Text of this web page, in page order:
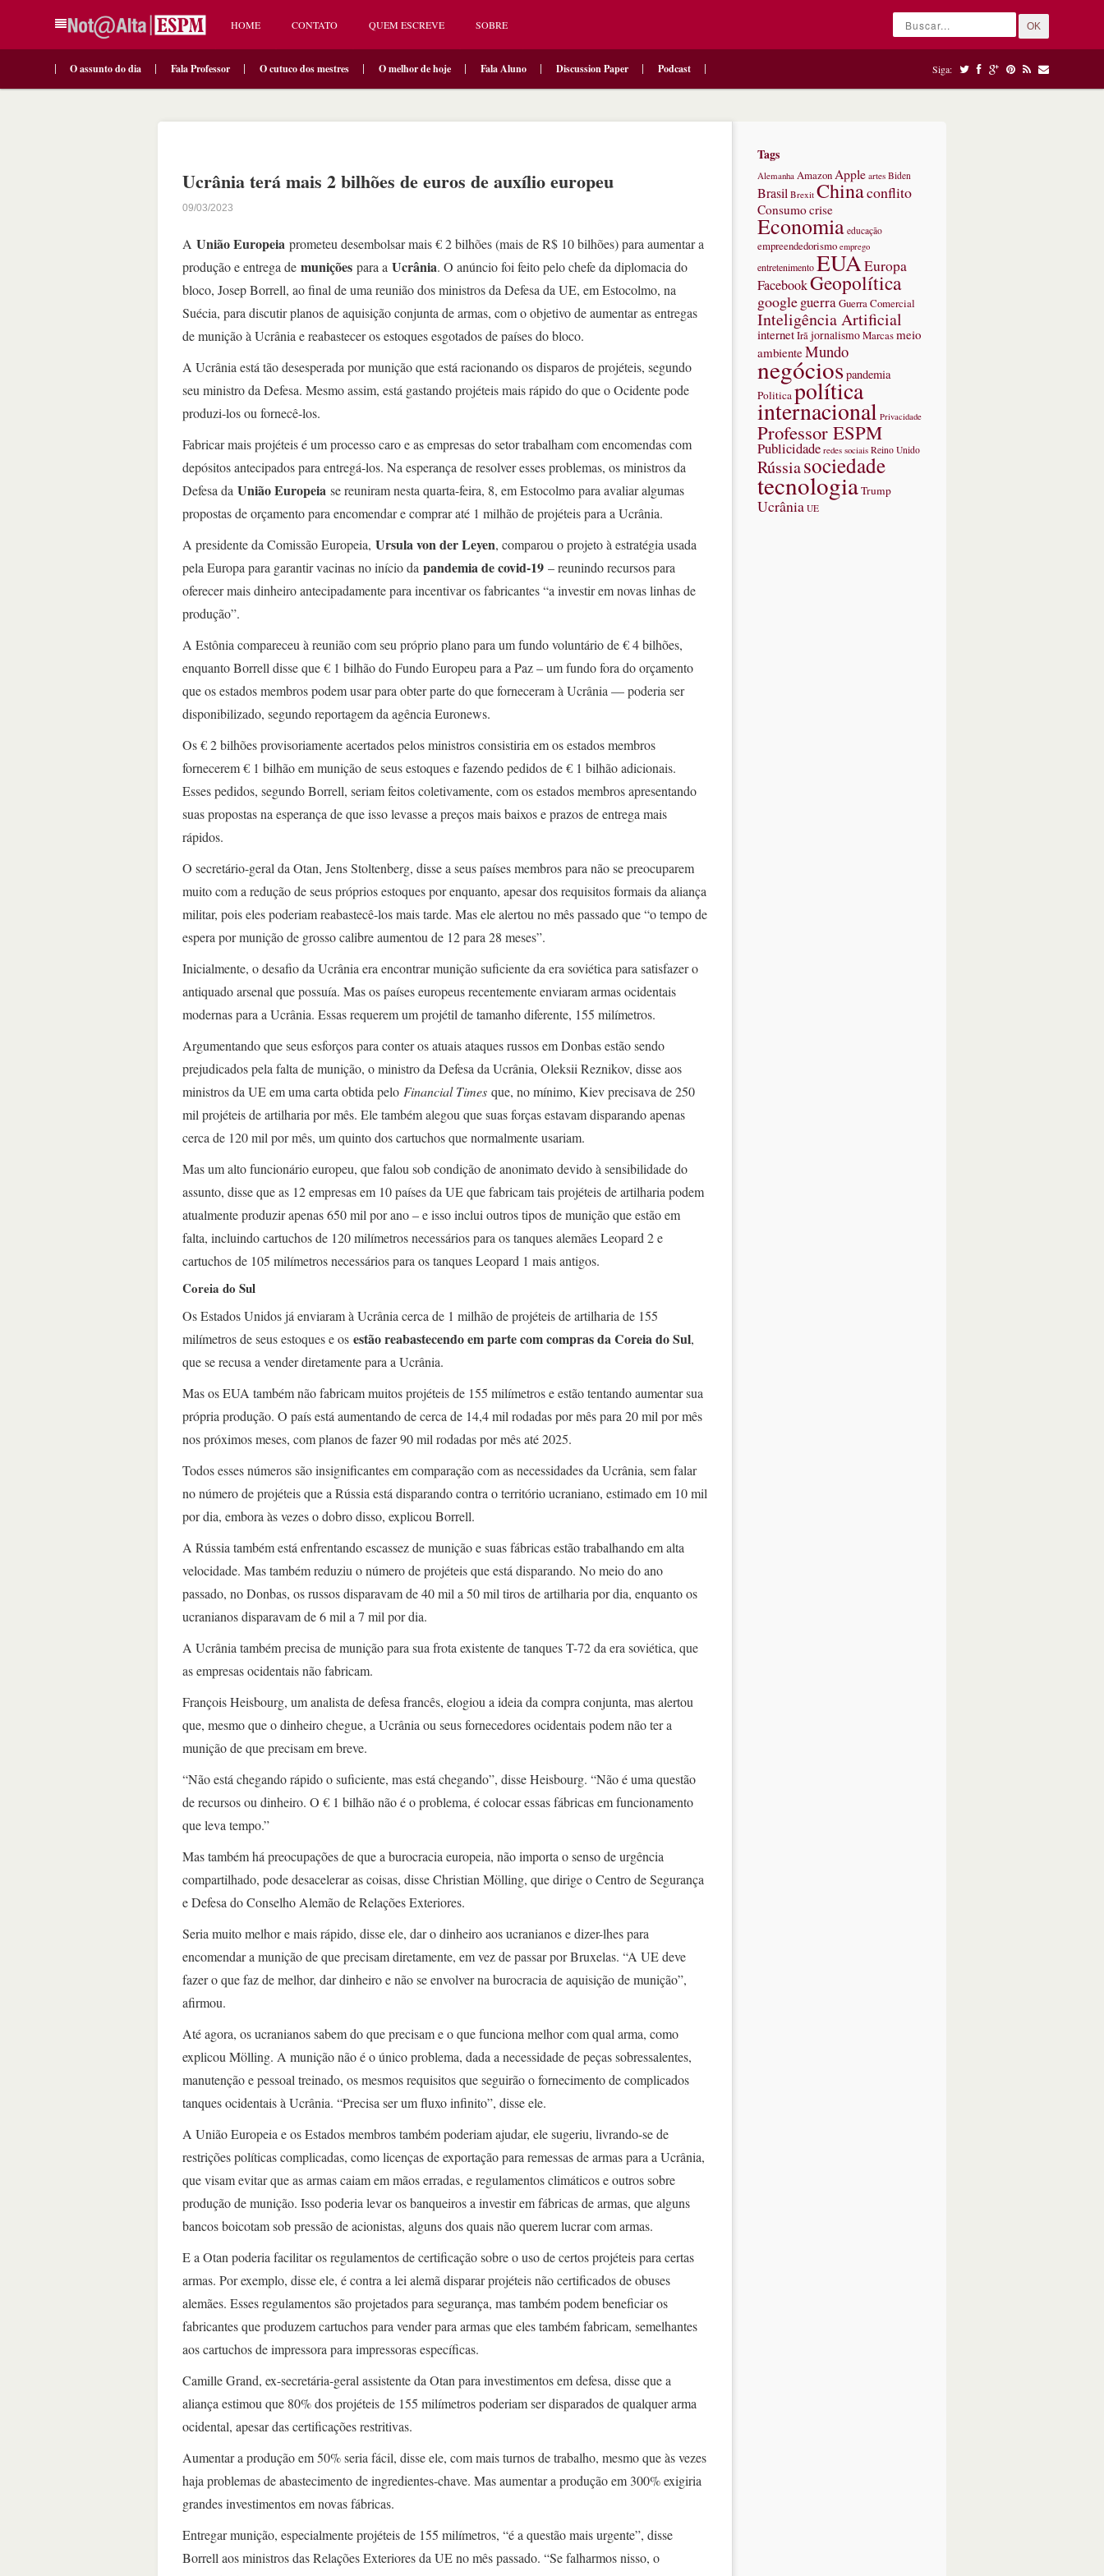
HOME CONTATO QUEM ESCREVE SOBRE OK
O assunto do dia Fala Professor O cutuco dos mestres O melhor de hoje Fala Aluno Discussion Paper Podcast Siga:
Ucrânia terá mais 2 bilhões de euros de auxílio europeu
09/03/2023
A União Europeia prometeu desembolsar mais € 2 bilhões (mais de R$ 10 bilhões) para aumentar a
produção e entrega de munições para a Ucrânia. O anúncio foi feito pelo chefe da diplomacia do
bloco, Josep Borrell, ao final de uma reunião dos ministros da Defesa da UE, em Estocolmo, na
Suécia, para discutir planos de aquisição conjunta de armas, com o objetivo de aumentar as entregas
de munição à Ucrânia e reabastecer os estoques esgotados de países do bloco.
A Ucrânia está tão desesperada por munição que está racionando os disparos de projéteis, segundo
seu ministro da Defesa. Mesmo assim, está gastando projéteis mais rápido do que o Ocidente pode
produzi-los ou fornecê-los.
Fabricar mais projéteis é um processo caro e as empresas do setor trabalham com encomendas com
depósitos antecipados para entregá-los. Na esperança de resolver esses problemas, os ministros da
Defesa da União Europeia se reuniram nesta quarta-feira, 8, em Estocolmo para avaliar algumas
propostas de orçamento para encomendar e comprar até 1 milhão de projéteis para a Ucrânia.
A presidente da Comissão Europeia, Ursula von der Leyen, comparou o projeto à estratégia usada
pela Europa para garantir vacinas no início da pandemia de covid-19 – reunindo recursos para
oferecer mais dinheiro antecipadamente para incentivar os fabricantes “a investir em novas linhas de
produção”.
A Estônia compareceu à reunião com seu próprio plano para um fundo voluntário de € 4 bilhões,
enquanto Borrell disse que € 1 bilhão do Fundo Europeu para a Paz – um fundo fora do orçamento
que os estados membros podem usar para obter parte do que forneceram à Ucrânia — poderia ser
disponibilizado, segundo reportagem da agência Euronews.
Os € 2 bilhões provisoriamente acertados pelos ministros consistiria em os estados membros
fornecerem € 1 bilhão em munição de seus estoques e fazendo pedidos de € 1 bilhão adicionais.
Esses pedidos, segundo Borrell, seriam feitos coletivamente, com os estados membros apresentando
suas propostas na esperança de que isso levasse a preços mais baixos e prazos de entrega mais
rápidos.
O secretário-geral da Otan, Jens Stoltenberg, disse a seus países membros para não se preocuparem
muito com a redução de seus próprios estoques por enquanto, apesar dos requisitos formais da aliança
militar, pois eles poderiam reabastecê-los mais tarde. Mas ele alertou no mês passado que “o tempo de
espera por munição de grosso calibre aumentou de 12 para 28 meses”.
Inicialmente, o desafio da Ucrânia era encontrar munição suficiente da era soviética para satisfazer o
antiquado arsenal que possuía. Mas os países europeus recentemente enviaram armas ocidentais
modernas para a Ucrânia. Essas requerem um projétil de tamanho diferente, 155 milímetros.
Argumentando que seus esforços para conter os atuais ataques russos em Donbas estão sendo
prejudicados pela falta de munição, o ministro da Defesa da Ucrânia, Oleksii Reznikov, disse aos
ministros da UE em uma carta obtida pelo Financial Times que, no mínimo, Kiev precisava de 250
mil projéteis de artilharia por mês. Ele também alegou que suas forças estavam disparando apenas
cerca de 120 mil por mês, um quinto dos cartuchos que normalmente usariam.
Mas um alto funcionário europeu, que falou sob condição de anonimato devido à sensibilidade do
assunto, disse que as 12 empresas em 10 países da UE que fabricam tais projéteis de artilharia podem
atualmente produzir apenas 650 mil por ano – e isso inclui outros tipos de munição que estão em
falta, incluindo cartuchos de 120 milímetros necessários para os tanques alemães Leopard 2 e
cartuchos de 105 milímetros necessários para os tanques Leopard 1 mais antigos.
Coreia do Sul
Os Estados Unidos já enviaram à Ucrânia cerca de 1 milhão de projéteis de artilharia de 155
milímetros de seus estoques e os estão reabastecendo em parte com compras da Coreia do Sul,
que se recusa a vender diretamente para a Ucrânia.
Mas os EUA também não fabricam muitos projéteis de 155 milímetros e estão tentando aumentar sua
própria produção. O país está aumentando de cerca de 14,4 mil rodadas por mês para 20 mil por mês
nos próximos meses, com planos de fazer 90 mil rodadas por mês até 2025.
Todos esses números são insignificantes em comparação com as necessidades da Ucrânia, sem falar
no número de projéteis que a Rússia está disparando contra o território ucraniano, estimado em 10 mil
por dia, embora às vezes o dobro disso, explicou Borrell.
A Rússia também está enfrentando escassez de munição e suas fábricas estão trabalhando em alta
velocidade. Mas também reduziu o número de projéteis que está disparando. No meio do ano
passado, no Donbas, os russos disparavam de 40 mil a 50 mil tiros de artilharia por dia, enquanto os
ucranianos disparavam de 6 mil a 7 mil por dia.
A Ucrânia também precisa de munição para sua frota existente de tanques T-72 da era soviética, que
as empresas ocidentais não fabricam.
François Heisbourg, um analista de defesa francês, elogiou a ideia da compra conjunta, mas alertou
que, mesmo que o dinheiro chegue, a Ucrânia ou seus fornecedores ocidentais podem não ter a
munição de que precisam em breve.
“Não está chegando rápido o suficiente, mas está chegando”, disse Heisbourg. “Não é uma questão
de recursos ou dinheiro. O € 1 bilhão não é o problema, é colocar essas fábricas em funcionamento
que leva tempo.”
Mas também há preocupações de que a burocracia europeia, não importa o senso de urgência
compartilhado, pode desacelerar as coisas, disse Christian Mölling, que dirige o Centro de Segurança
e Defesa do Conselho Alemão de Relações Exteriores.
Seria muito melhor e mais rápido, disse ele, dar o dinheiro aos ucranianos e dizer-lhes para
encomendar a munição de que precisam diretamente, em vez de passar por Bruxelas. “A UE deve
fazer o que faz de melhor, dar dinheiro e não se envolver na burocracia de aquisição de munição”,
afirmou.
Até agora, os ucranianos sabem do que precisam e o que funciona melhor com qual arma, como
explicou Mölling. A munição não é o único problema, dada a necessidade de peças sobressalentes,
manutenção e pessoal treinado, os mesmos requisitos que seguirão o fornecimento de complicados
tanques ocidentais à Ucrânia. “Precisa ser um fluxo infinito”, disse ele.
A União Europeia e os Estados membros também poderiam ajudar, ele sugeriu, livrando-se de
restrições políticas complicadas, como licenças de exportação para remessas de armas para a Ucrânia,
que visam evitar que as armas caiam em mãos erradas, e regulamentos climáticos e outros sobre
produção de munição. Isso poderia levar os banqueiros a investir em fábricas de armas, que alguns
bancos boicotam sob pressão de acionistas, alguns dos quais não querem lucrar com armas.
E a Otan poderia facilitar os regulamentos de certificação sobre o uso de certos projéteis para certas
armas. Por exemplo, disse ele, é contra a lei alemã disparar projéteis não certificados de obuses
alemães. Esses regulamentos são projetados para segurança, mas também podem beneficiar os
fabricantes que produzem cartuchos para vender para armas que eles também fabricam, semelhantes
aos cartuchos de impressora para impressoras específicas.
Camille Grand, ex-secretária-geral assistente da Otan para investimentos em defesa, disse que a
aliança estimou que 80% dos projéteis de 155 milímetros poderiam ser disparados de qualquer arma
ocidental, apesar das certificações restritivas.
Aumentar a produção em 50% seria fácil, disse ele, com mais turnos de trabalho, mesmo que às vezes
haja problemas de abastecimento de ingredientes-chave. Mas aumentar a produção em 300% exigiria
grandes investimentos em novas fábricas.
Entregar munição, especialmente projéteis de 155 milímetros, “é a questão mais urgente”, disse
Borrell aos ministros das Relações Exteriores da UE no mês passado. “Se falharmos nisso, o
Tags
Alemanha Amazon Apple artes Biden
Brasil Brexit Chinaconflito
Consumocrise
Economia educação
empreendedorismo emprego
entretenimentoEUAEuropa
FacebookGeopolítica
googleguerraGuerra Comercial
Inteligência Artificial
internetIrãjornalismoMarcasmeio
ambienteMundo
negóciospandemia
Politicapolítica
internacional Privacidade
Professor ESPM
Publicidade redes sociais Reino Unido
Rússiasociedade
tecnologiaTrump
Ucrânia UE